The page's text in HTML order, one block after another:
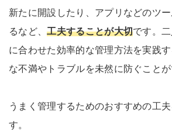
新たに開設したり、アプリなどのツ
るなど、工夫することが大切です。
に合わせた効率的な管理方法を実践
な不満やトラブルを未然に防ぐことが
うまく管理するためのおすすめの工
す。